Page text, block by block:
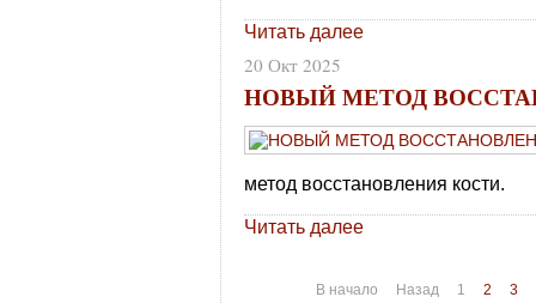
Читать далее
20 Окт 2025
НОВЫЙ МЕТОД
метод восстановления кости.
Читать далее
В начало Назад 1 2
3